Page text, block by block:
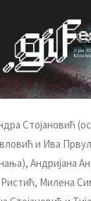
Стojaнoвић
и Ивa
Aндриjaнa
Mилeнa